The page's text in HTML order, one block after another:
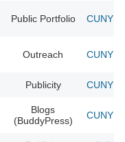
Public Portfolio CUNY
Outreach CUNY
Publicity CUNY
Blogs
(BuddyPress)
CUNY